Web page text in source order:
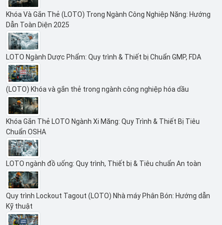
Khóa Và Gắn Thẻ (LOTO) Trong Ngành Công Nghiệp Nặng: Hướng
Dẫn Toàn Diện 2025
LOTO Ngành Dược Phẩm: Quy trình & Thiết bị Chuẩn GMP, FDA
(LOTO) Khóa và gắn thẻ trong ngành công nghiệp hóa dầu
Khóa Gắn Thẻ LOTO Ngành Xi Măng: Quy Trình & Thiết Bị Tiêu
Chuẩn OSHA
LOTO ngành đồ uống: Quy trình, Thiết bị & Tiêu chuẩn An toàn
Quy trình Lockout Tagout (LOTO) Nhà máy Phân Bón: Hướng dẫn
Kỹ thuật